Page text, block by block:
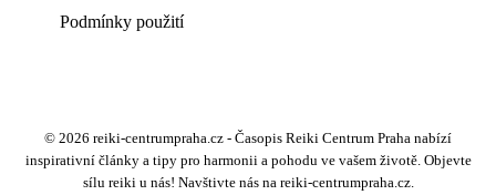
Podmínky použití
© 2026 reiki-centrumpraha.cz - Časopis Reiki Centrum Praha nabízí
inspirativní články a tipy pro harmonii a pohodu ve vašem životě. Objevte
sílu reiki u nás! Navštivte nás na reiki-centrumpraha.cz.